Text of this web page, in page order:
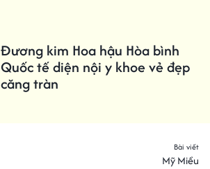
Đương kim Hoa hậu Hòa bình
Quốc tế diện nội y khoe vẻ đẹp
căng tràn
Bài viết
Mỹ Miều